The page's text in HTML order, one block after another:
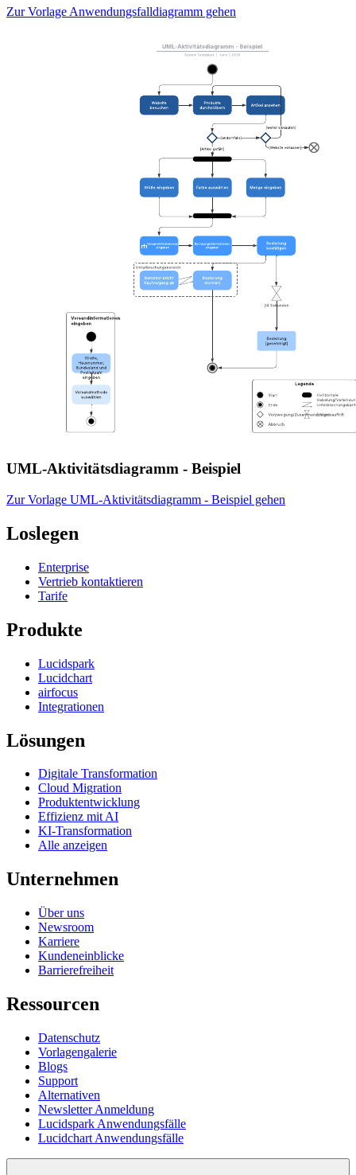
Zur Vorlage Anwendungsfalldiagramm gehen
UML-Aktivitätsdiagramm - Beispiel
Zur Vorlage UML-Aktivitätsdiagramm - Beispiel gehen
Loslegen
Enterprise
Vertrieb kontaktieren
Tarife
Produkte
Lucidspark
Lucidchart
airfocus
Integrationen
Lösungen
Digitale Transformation
Cloud Migration
Produktentwicklung
Effizienz mit AI
KI-Transformation
Alle anzeigen
Unternehmen
Über uns
Newsroom
Karriere
Kundeneinblicke
Barrierefreiheit
Ressourcen
Datenschutz
Vorlagengalerie
Blogs
Support
Alternativen
Newsletter Anmeldung
Lucidspark Anwendungsfälle
Lucidchart Anwendungsfälle